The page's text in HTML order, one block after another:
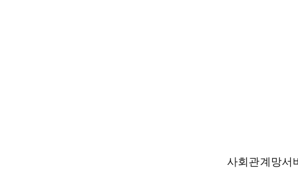
사회관계망서